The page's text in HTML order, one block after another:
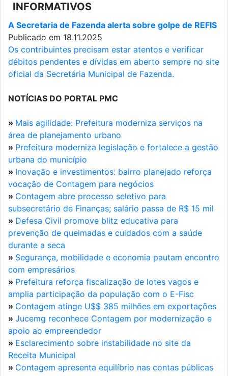
INFORMATIVOS
A Secretaria de Fazenda alerta sobre golpe de REFIS
Publicado em 18.11.2025
Os contribuintes precisam estar atentos e verificar
débitos pendentes e dívidas em aberto sempre no site
oficial da Secretária Municipal de Fazenda.
NOTÍCIAS DO PORTAL PMC
» Mais agilidade: Prefeitura moderniza serviços na
área de planejamento urbano
» Prefeitura moderniza legislação e fortalece a gestão
urbana do município
» Inovação e investimentos: bairro planejado reforça
vocação de Contagem para negócios
» Contagem abre processo seletivo para
subsecretário de Finanças; salário passa de R$ 15 mil
» Defesa Civil promove blitz educativa para
prevenção de queimadas e cuidados com a saúde
durante a seca
» Segurança, mobilidade e economia pautam encontro
com empresários
» Prefeitura reforça fiscalização de lotes vagos e
amplia participação da população com o E-Fisc
» Contagem atinge U$$ 385 milhões em exportações
» Jucemg reconhece Contagem por modernização e
apoio ao empreendedor
» Esclarecimento sobre instabilidade no site da
Receita Municipal
» Contagem apresenta equilíbrio nas contas públicas